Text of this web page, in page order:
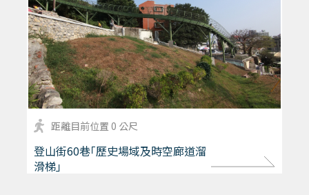
距離目前位置 0 公尺
登山街60巷｢歷史場域及時空廊道溜
滑梯｣
more